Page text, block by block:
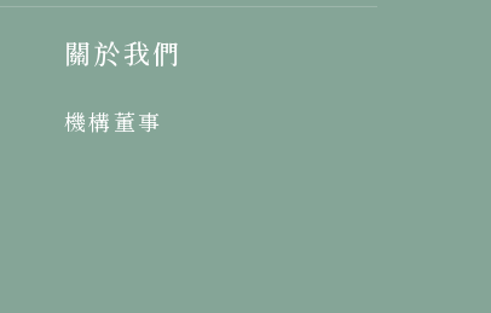
關於我們
機構董事